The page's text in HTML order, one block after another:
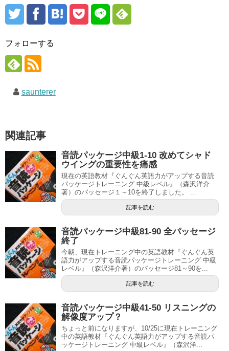
フォローする
saunterer
関連記事
音読パッケージ中級1-10 改めてシャド
ウイングの重要性を痛感
現在の英語教材『ぐんぐん英語力がアップする音読
パッケージトレーニング 中級レベル』（森沢洋介
著）のパッセージ１～10を終了しました。 ...
記事を読む
音読パッケージ中級81-90 全パッセージ
終了
今朝、現在トレーニング中の英語教材『ぐんぐん英
語力がアップする音読パッケージトレーニング 中級
レベル』（森沢洋介著）のパッセージ81～90を...
記事を読む
音読パッケージ中級41-50 リスニングの
解像度アップ？
ちょっと前になりますが、10/25に現在トレーニング
中の英語教材『ぐんぐん英語力がアップする音読パ
ッケージトレーニング 中級レベル』（森沢洋...